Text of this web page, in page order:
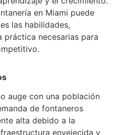
en Miami puede
las habilidades,
necesarias para
auge con una población
de fontaneros
alta debido a la
envejecida y